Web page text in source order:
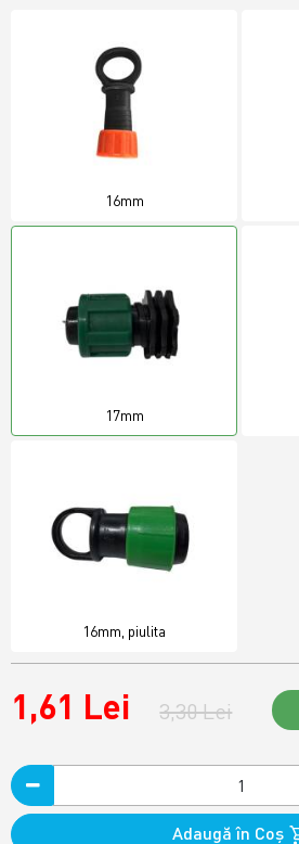
16mm
17mm
16mm, piulita
1,61 Lei 3,30 Lei
Adaugă în Coş